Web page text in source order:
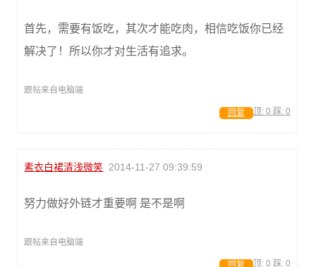
首先，需要有饭吃，其次才能吃肉，相信吃饭你已经
解决了！所以你才对生活有追求。
跟帖来自电脑端
顶: 0 踩: 0
回复
素衣白裙清浅微笑 2014-11-27 09:39:59
努力做好外链才重要啊 是不是啊
跟帖来自电脑端
顶: 0 踩: 0